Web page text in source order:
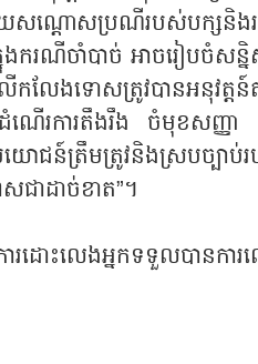
សណ្តោសប្រណីរបស់បក្សនិងរ
ងករណីចាំបាច់ អាចរៀបចំសន្
កលែងទោសត្រូវបានអនុវត្តន៍
ណើរការតឹងរឹង ចំមុខសញ្ញ
ោជន៍ត្រឹមត្រូវនិងស្របច្បាប់
ជាដាច់ខាត”។
រដោះលេងអ្នកទទួលបានការ